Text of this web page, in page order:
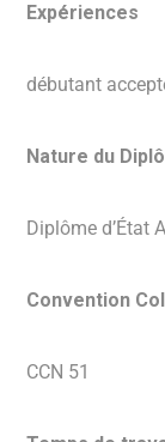
Expériences
débutant
Nature du
Diplôme d’État
Convention
CCN 51